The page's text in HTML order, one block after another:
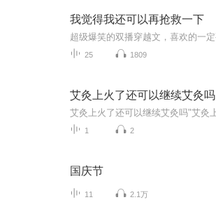
我觉得我还可以再抢救一下
25 1809
艾灸上火了还可以继续艾灸吗
1 2
国庆节
11 2.1万